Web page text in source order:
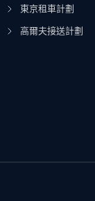
東京租車計劃
高爾夫接送計劃